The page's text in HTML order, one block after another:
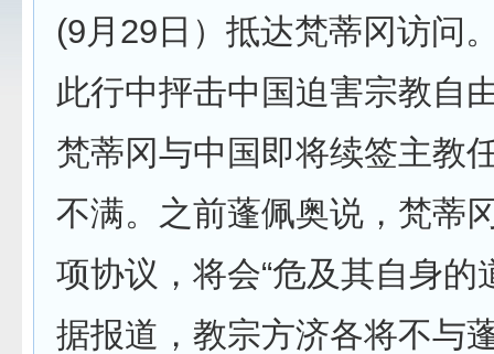
(9月29日）抵达梵蒂冈访问
此行中抨击中国迫害宗教自
梵蒂冈与中国即将续签主教
不满。之前蓬佩奥说，梵蒂
项协议，将会“危及其自身的
据报道，教宗方济各将不与